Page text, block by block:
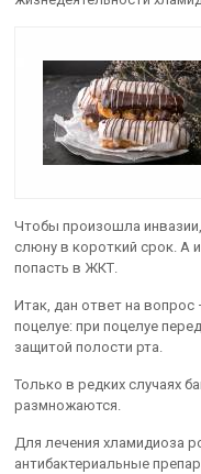
Чтобы произошла
слюну в короткий срок. А
попасть в ЖКТ.
Итак, дан ответ на вопрос
поцелуе: при поцелуе
защитой полости рта.
Только в редких случаях
размножаются.
Для лечения хламидиоза
антибактериальные